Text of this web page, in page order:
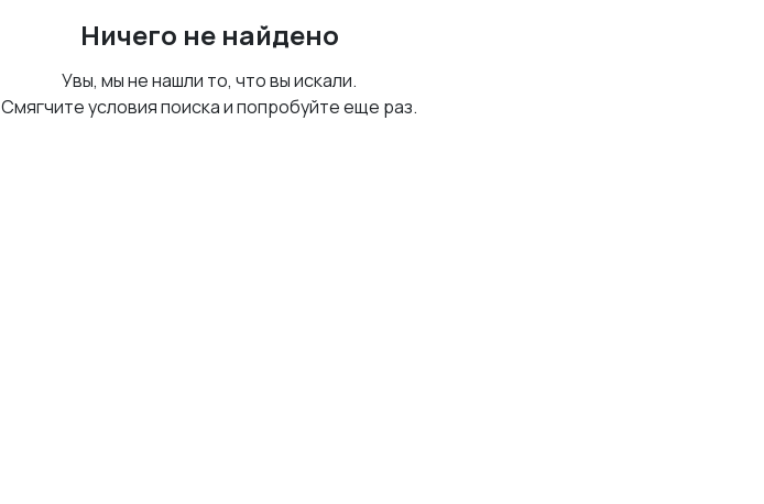
Ничего не найдено
Увы, мы не нашли то, что вы искали.
Смягчите условия поиска и попробуйте еще раз.